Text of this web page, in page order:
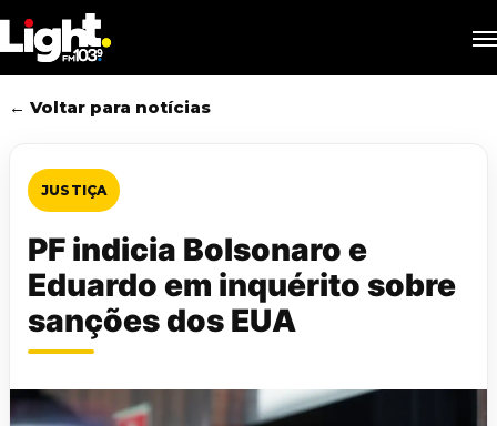
to
main
content
← Voltar para notícias
JUSTIÇA
PF indicia Bolsonaro e
Eduardo em inquérito sobre
sanções dos EUA